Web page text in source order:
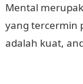
Mental
yang tercermin
adalah kuat,